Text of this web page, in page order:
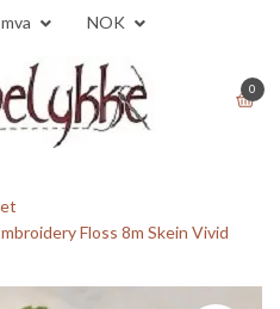
NOK
0
Floss 8m Skein Vivid